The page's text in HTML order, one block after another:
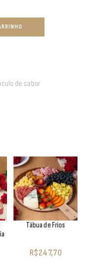
de sabor
Tábua de Frios
R$247,70